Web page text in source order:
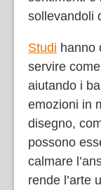
sollevandoli
Studi hanno
servire
aiutando i
emozioni in
disegno,
possono
calmare
rende l’arte